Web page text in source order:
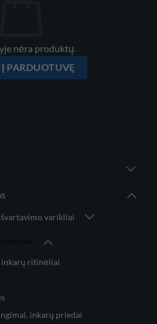
nėra produktų.
PARDUOTUVĘ
varikliai
ritinėliai
inkarų priedai